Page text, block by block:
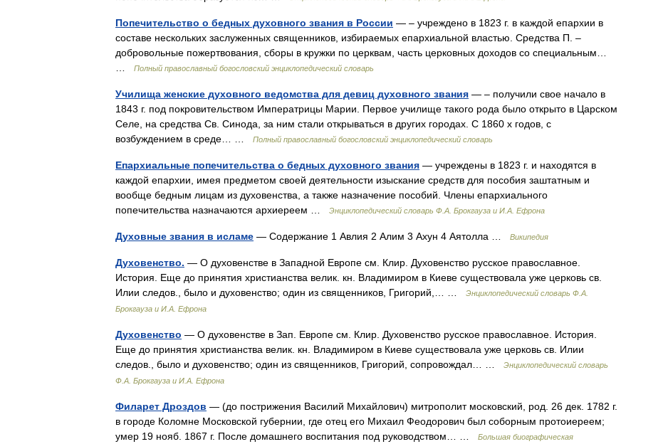
Попечительство о бедных духовного звания в России — – учреждено в 1823 г. в каждой епархии в
составе нескольких заслуженных священников, избираемых епархиальной властью. Средства П. –
добровольные пожертвования, сборы в кружки по церквам, часть церковных доходов со специальным…
Полный православный богословский энциклопедический словарь
Училища женские духовного ведомства для девиц духовного звания — – получили свое начало в
1843 г. под покровительством Императрицы Марии. Первое училище такого рода было открыто в Царском
Селе, на средства Св. Синода, за ним стали открываться в других городах. С 1860 х годов, с
возбуждением в среде… …
Полный православный богословский энциклопедический словарь
Епархиальные попечительства о бедных духовного звания — учреждены в 1823 г. и находятся в
каждой епархии, имея предметом своей деятельности изыскание средств для пособия заштатным и
вообще бедным лицам из духовенства, а также назначение пособий. Члены епархиального
попечительства назначаются архиереем …
Энциклопедический словарь Ф.А. Брокгауза и И.А. Ефрона
Духовные звания в исламе — Содержание 1 Авлия 2 Алим 3 Ахун 4 Аятолла … Википедия
Духовенство. — О духовенстве в Западной Европе см. Клир. Духовенство русское православное.
История. Еще до принятия христианства велик. кн. Владимиром в Киеве существовала уже церковь св.
Илии следов., было и духовенство; один из священников, Григорий,… …
Энциклопедический словарь Ф.А.
Брокгауза и И.А. Ефрона
Духовенство — О духовенстве в Зап. Европе см. Клир. Духовенство русское православное. История.
Еще до принятия христианства велик. кн. Владимиром в Киеве существовала уже церковь св. Илии
следов., было и духовенство; один из священников, Григорий, сопровождал… …
Энциклопедический словарь
Ф.А. Брокгауза и И.А. Ефрона
Филарет Дроздов — (до пострижения Василий Михайлович) митрополит московский, род. 26 дек. 1782 г.
в городе Коломне Московской губернии, где отец его Михаил Феодорович был соборным протоиереем;
умер 19 нояб. 1867 г. После домашнего воспитания под руководством… …
Большая биографическая